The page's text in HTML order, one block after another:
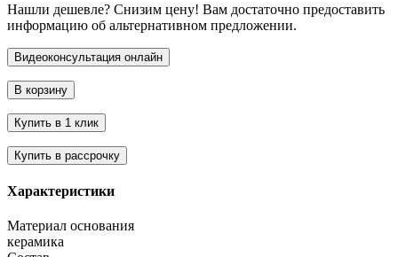
Нашли дешевле? Снизим цену! Вам достаточно предоставить
информацию об альтернативном предложении.
Характеристики
Материал основания
керамика